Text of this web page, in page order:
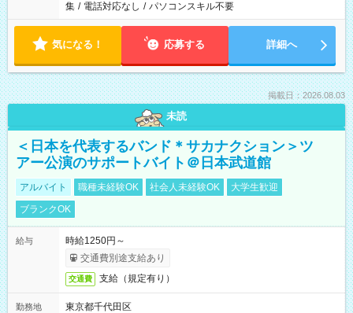
集 / 電話対応なし / パソコンスキル不要
気になる！ 応募する 詳細へ
掲載日：2026.08.03
未読
＜日本を代表するバンド＊サカナクション＞ツ
アー公演のサポートバイト＠日本武道館
アルバイト 職種未経験OK 社会人未経験OK
大学生歓迎
ブランクOK
給与
時給1250円～
交通費別途支給あり
交通費 支給（規定有り）
勤務地
東京都千代田区